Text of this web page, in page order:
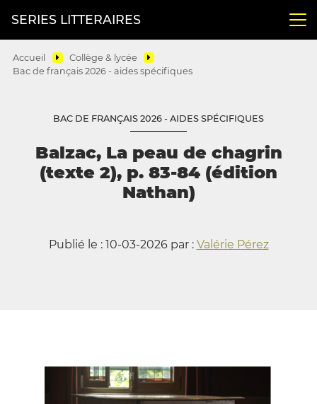
SERIES LITTERAIRES
Accueil
Collège & lycée
Bac de français 2026 - aides spécifiques
BAC DE FRANÇAIS 2026 - AIDES SPÉCIFIQUES
Balzac, La peau de chagrin
(texte 2), p. 83-84 (édition
Nathan)
Publié le : 10-03-2026 par : Valérie Pérez